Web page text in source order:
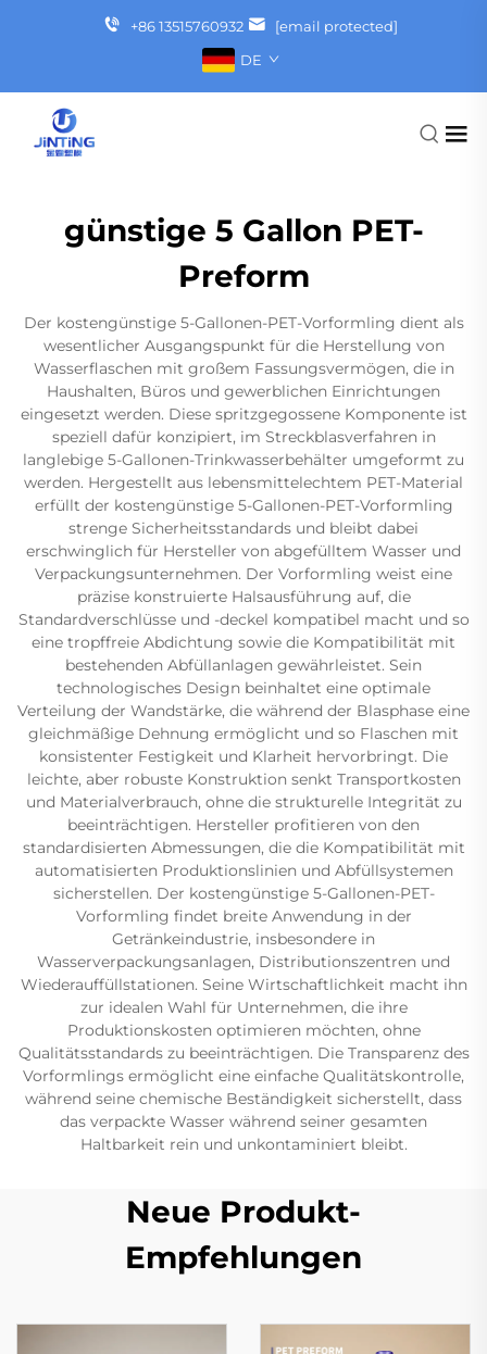
+86 13515760932
[email protected]
DE
günstige 5 Gallon PET-
Preform
Der kostengünstige 5-Gallonen-PET-Vorformling dient als
wesentlicher Ausgangspunkt für die Herstellung von
Wasserflaschen mit großem Fassungsvermögen, die in
Haushalten, Büros und gewerblichen Einrichtungen
eingesetzt werden. Diese spritzgegossene Komponente ist
speziell dafür konzipiert, im Streckblasverfahren in
langlebige 5-Gallonen-Trinkwasserbehälter umgeformt zu
werden. Hergestellt aus lebensmittelechtem PET-Material
erfüllt der kostengünstige 5-Gallonen-PET-Vorformling
strenge Sicherheitsstandards und bleibt dabei
erschwinglich für Hersteller von abgefülltem Wasser und
Verpackungsunternehmen. Der Vorformling weist eine
präzise konstruierte Halsausführung auf, die
Standardverschlüsse und -deckel kompatibel macht und so
eine tropffreie Abdichtung sowie die Kompatibilität mit
bestehenden Abfüllanlagen gewährleistet. Sein
technologisches Design beinhaltet eine optimale
Verteilung der Wandstärke, die während der Blasphase eine
gleichmäßige Dehnung ermöglicht und so Flaschen mit
konsistenter Festigkeit und Klarheit hervorbringt. Die
leichte, aber robuste Konstruktion senkt Transportkosten
und Materialverbrauch, ohne die strukturelle Integrität zu
beeinträchtigen. Hersteller profitieren von den
standardisierten Abmessungen, die die Kompatibilität mit
automatisierten Produktionslinien und Abfüllsystemen
sicherstellen. Der kostengünstige 5-Gallonen-PET-
Vorformling findet breite Anwendung in der
Getränkeindustrie, insbesondere in
Wasserverpackungsanlagen, Distributionszentren und
Wiederauffüllstationen. Seine Wirtschaftlichkeit macht ihn
zur idealen Wahl für Unternehmen, die ihre
Produktionskosten optimieren möchten, ohne
Qualitätsstandards zu beeinträchtigen. Die Transparenz des
Vorformlings ermöglicht eine einfache Qualitätskontrolle,
während seine chemische Beständigkeit sicherstellt, dass
das verpackte Wasser während seiner gesamten
Haltbarkeit rein und unkontaminiert bleibt.
Neue Produkt-
Empfehlungen